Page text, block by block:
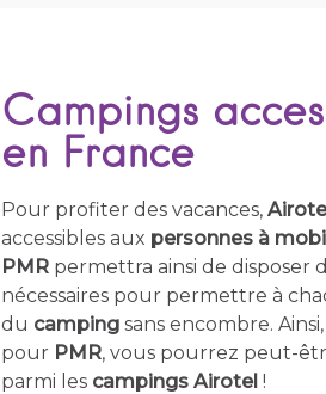
Campings
en France
Pour profiter des vacances,
accessibles aux personnes à
PMRpermettra ainsi de disposer
nécessaires pour permettre à
du campingsans encombre.
pour PMR, vous pourrez peut-
parmi les campings Airotel !